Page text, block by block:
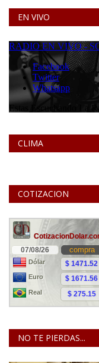
EN VIVO
CLIMA
COTIZACION
NO TE PIERDAS...